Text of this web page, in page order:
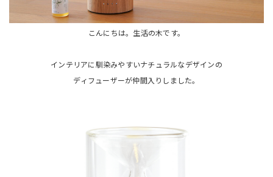
こんにちは。生活の木です。
インテリアに馴染みやすいナチュラルなデザインの
ディフューザーが仲間入りしました。